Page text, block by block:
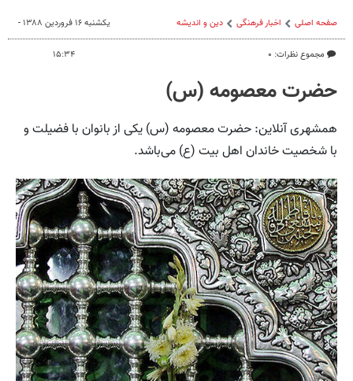
صفحه اصلی اخبار فرهنگی دین و اندیشه
مجموع نظرات: ۰
یکشنبه ۱۶ فروردین ۱۳۸۸ -
۱۵:۳۴
حضرت معصومه (س)
همشهری آنلاین: حضرت معصومه (س) یکی از بانوان با فضیلت و
با شخصیت خاندان اهل بیت (ع) می‌باشد.